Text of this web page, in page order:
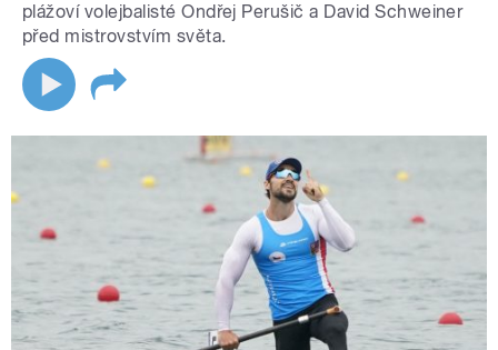
plážoví volejbalisté Ondřej Perušič a David Schweiner
před mistrovstvím světa.